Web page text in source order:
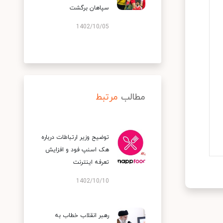
سپاهان برگشت
1402/10/05
مطالب مرتبط
توضیح وزیر ارتباطات درباره
هک اسنپ‌ فود و افزایش
تعرفه اینترنت
1402/10/10
رهبر انقلاب خطاب به